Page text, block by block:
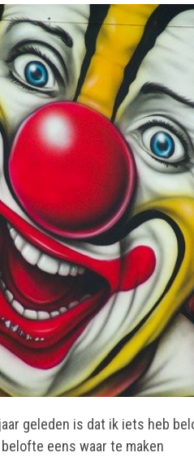
geleden is dat ik iets heb
eens waar te maken